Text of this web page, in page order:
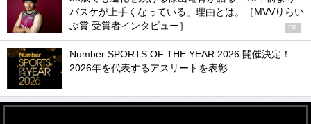
バスケが上手くなっている」理由とは。［MVVりらい
ぶ賞 受賞者インタビュー］
PR
Number SPORTS OF THE YEAR 2026 開催決定！
2026年を代表するアスリートを表彰